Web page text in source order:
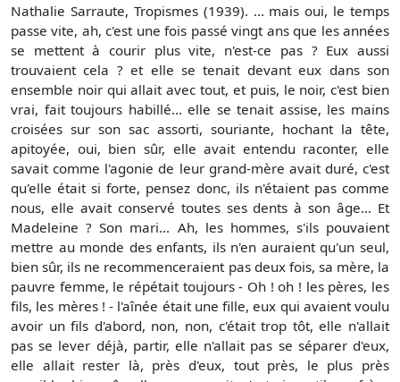
Nathalie Sarraute, Tropismes (1939). ... mais oui, le temps
passe vite, ah, c'est une fois passé vingt ans que les années
se mettent à courir plus vite, n'est-ce pas ? Eux aussi
trouvaient cela ? et elle se tenait devant eux dans son
ensemble noir qui allait avec tout, et puis, le noir, c'est bien
vrai, fait toujours habillé... elle se tenait assise, les mains
croisées sur son sac assorti, souriante, hochant la tête,
apitoyée, oui, bien sûr, elle avait entendu raconter, elle
savait comme l'agonie de leur grand-mère avait duré, c'est
qu'elle était si forte, pensez donc, ils n'étaient pas comme
nous, elle avait conservé toutes ses dents à son âge... Et
Madeleine ? Son mari... Ah, les hommes, s'ils pouvaient
mettre au monde des enfants, ils n'en auraient qu'un seul,
bien sûr, ils ne recommenceraient pas deux fois, sa mère, la
pauvre femme, le répétait toujours - Oh ! oh ! les pères, les
fils, les mères ! - l'aînée était une fille, eux qui avaient voulu
avoir un fils d'abord, non, non, c'était trop tôt, elle n'allait
pas se lever déjà, partir, elle n'allait pas se séparer d'eux,
elle allait rester là, près d'eux, tout près, le plus près